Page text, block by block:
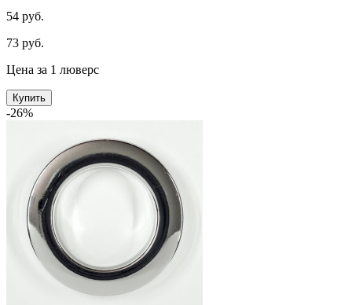
54 руб.
73 руб.
Цена за 1 люверс
Купить
-26%